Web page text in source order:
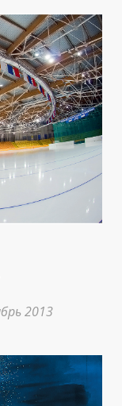
2013